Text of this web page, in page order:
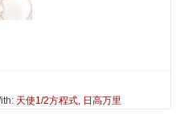
天使1/2方程式, 日高万里